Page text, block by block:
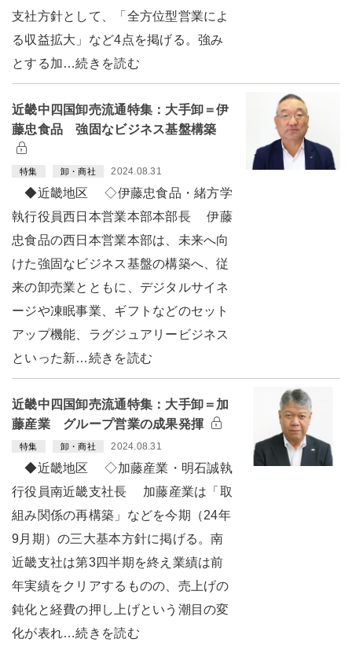
支社方針として、「全方位型営業によ
る収益拡大」など4点を掲げる。強み
とする加…続きを読む
近畿中四国卸売流通特集：大手卸＝伊
藤忠食品 強固なビジネス基盤構築
特集 卸・商社 2024.08.31
◆近畿地区 ◇伊藤忠食品・緒方学
執行役員西日本営業本部本部長 伊藤
忠食品の西日本営業本部は、未来へ向
けた強固なビジネス基盤の構築へ、従
来の卸売業とともに、デジタルサイネ
ージや凍眠事業、ギフトなどのセット
アップ機能、ラグジュアリービジネス
といった新…続きを読む
近畿中四国卸売流通特集：大手卸＝加
藤産業 グループ営業の成果発揮
特集 卸・商社 2024.08.31
◆近畿地区 ◇加藤産業・明石誠執
行役員南近畿支社長 加藤産業は「取
組み関係の再構築」などを今期（24年
9月期）の三大基本方針に掲げる。南
近畿支社は第3四半期を終え業績は前
年実績をクリアするものの、売上げの
鈍化と経費の押し上げという潮目の変
化が表れ…続きを読む